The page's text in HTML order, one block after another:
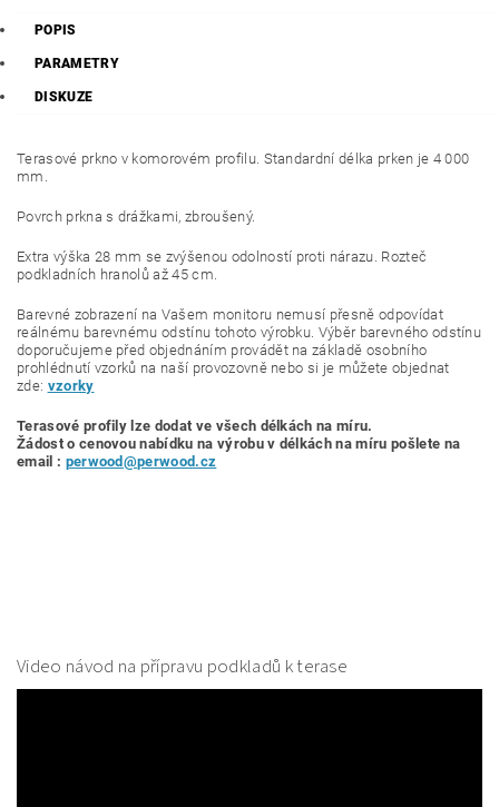
POPIS
PARAMETRY
DISKUZE
Terasové prkno v komorovém profilu. Standardní délka prken je 4 000
mm.
Povrch prkna s drážkami, zbroušený.
Extra výška 28 mm se zvýšenou odolností proti nárazu. Rozteč
podkladních hranolů až 45 cm.
Barevné zobrazení na Vašem monitoru nemusí přesně odpovídat
reálnému barevnému odstínu tohoto výrobku. Výběr barevného odstínu
doporučujeme před objednáním provádět na základě osobního
prohlédnutí vzorků na naší provozovně nebo si je můžete objednat
zde: vzorky
Terasové profily lze dodat ve všech délkách na míru.
Žádost o cenovou nabídku na výrobu v délkách na míru pošlete na
email : perwood@perwood.cz
Video návod na přípravu podkladů k terase